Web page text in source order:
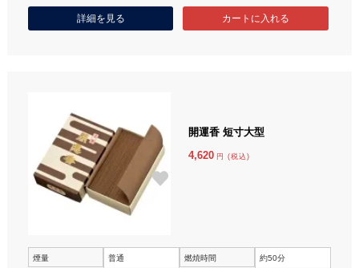
詳細を見る
開運香 短寸大型
4,620 円 (税込)
煙量 普通 燃焼時間 約50分